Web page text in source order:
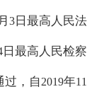
3日最高人民
日最高人民检
过，自2019年11